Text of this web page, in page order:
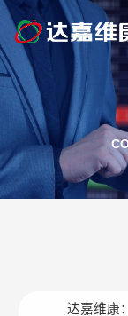
达嘉维康